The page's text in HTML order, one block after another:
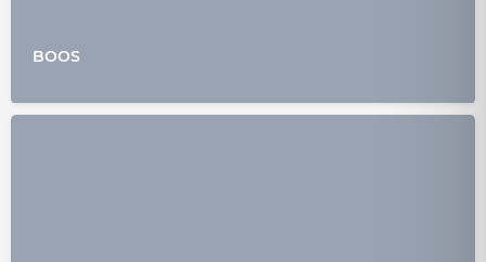
BOOS